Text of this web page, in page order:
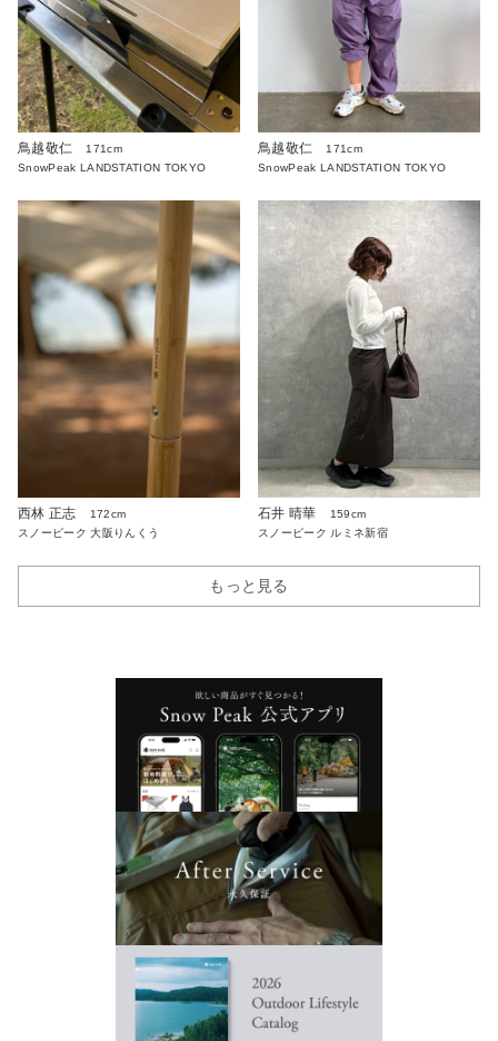
鳥越敬仁
171cm
SnowPeak LANDSTATION TOKYO
鳥越敬仁
171cm
SnowPeak LANDSTATION TOKYO
西林 正志
172cm
スノーピーク 大阪りんくう
石井 晴華
159cm
スノーピーク ルミネ新宿
もっと見る